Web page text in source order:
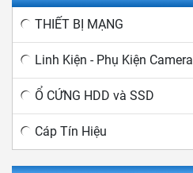
THIẾT BỊ MẠNG
Linh Kiện - Phụ Kiện Camera
Ổ CỨNG HDD và SSD
Cáp Tín Hiệu